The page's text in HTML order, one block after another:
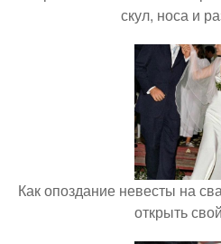
скул, носа и
Как опоздание невесты на
открыть